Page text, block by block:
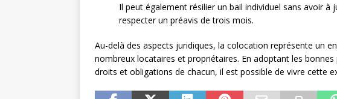
Il peut également résilier un bail individuel sans avoir à
respecter un préavis de trois mois.
Au-delà des aspects juridiques, la colocation représente un
nombreux locataires et propriétaires. En adoptant les
droits et obligations de chacun, il est possible de vivre cette